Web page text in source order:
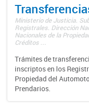
Ministerio de Justicia.
Registrales. Dirección
Nacionales de la
Créditos ...
Trámites de
inscriptos en los
Propiedad del
Prendarios.